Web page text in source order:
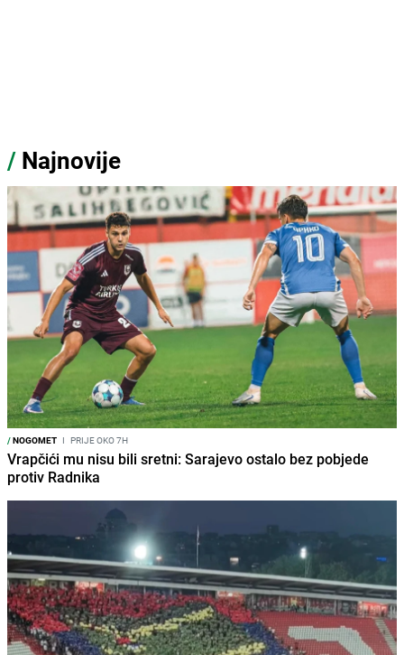
/ Najnovije
/NOGOMET I PRIJE OKO 7H
Vrapčići mu nisu bili sretni: Sarajevo ostalo bez pobjede
protiv Radnika